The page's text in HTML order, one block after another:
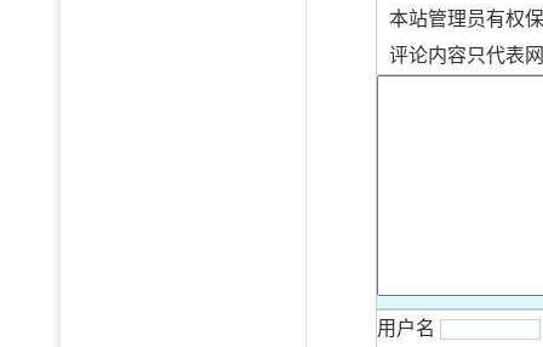
本站管理员有权
评论内容只代表
用户名